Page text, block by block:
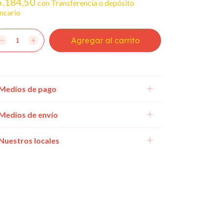
con Transferencia o depósito
de pago
de envío
locales